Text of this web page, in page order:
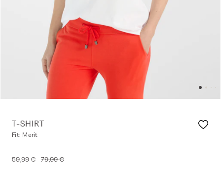
T-SHIRT
Fit: Merit
59,99 € 79,99 €